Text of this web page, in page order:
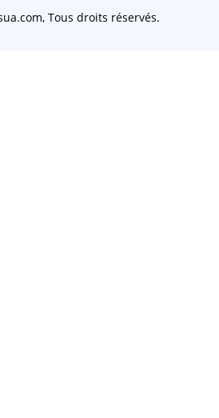
Tous droits réservés.